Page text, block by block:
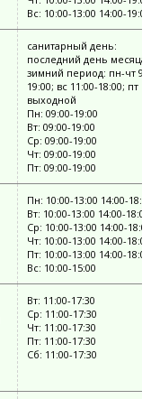
Вс: 10:00-13:00 14:00-19:00
санитарный день:
последний день месяца;
зимний период: пн-чт
19:00; вс 11:00-18:00; пт
выходной
Пн: 09:00-19:00
Вт: 09:00-19:00
Ср: 09:00-19:00
Чт: 09:00-19:00
Пт: 09:00-19:00
Пн: 10:00-13:00 14:00-
Вт: 10:00-13:00 14:00-18:00
Ср: 10:00-13:00 14:00-18:00
Чт: 10:00-13:00 14:00-18:00
Пт: 10:00-13:00 14:00-18:00
Вс: 10:00-15:00
Вт: 11:00-17:30
Ср: 11:00-17:30
Чт: 11:00-17:30
Пт: 11:00-17:30
Сб: 11:00-17:30